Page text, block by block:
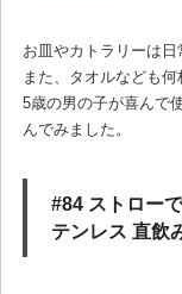
お皿やカトラリーは日
また、タオルなども何
5歳の男の子が喜んで
んでみました。
#84 ストロー
テンレス 直飲